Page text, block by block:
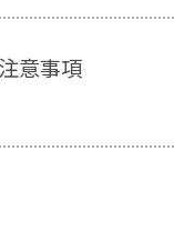
意事項